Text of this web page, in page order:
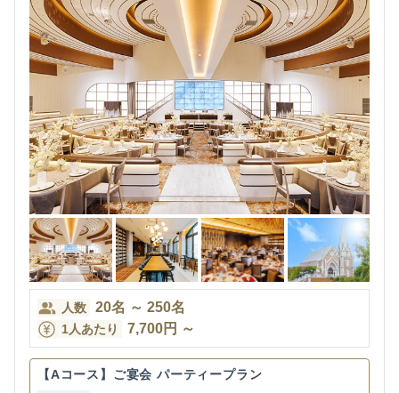
人数 20名 ～ 250名
1人あたり 7,700円 ～
【Aコース】ご宴会 パーティープラン